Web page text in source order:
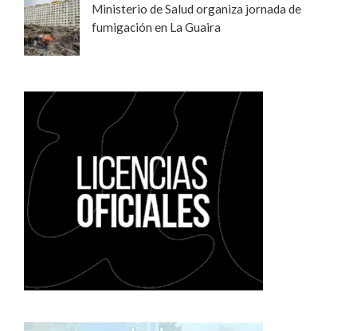
Ministerio de Salud organiza jornada de
fumigación en La Guaira